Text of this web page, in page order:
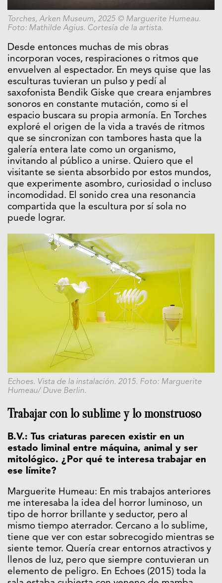
Torches, Arken Museum, 2025 © Marguerite Humeau.
Foto: Mathilde Agius. Cortesía de la artista.
Desde entonces muchas de mis obras
incorporan voces, respiraciones o ritmos que
envuelven al espectador. En meys quise que las
esculturas tuvieran un pulso y pedí al
saxofonista Bendik Giske que creara enjambres
sonoros en constante mutación, como si el
espacio buscara su propia armonía. En Torches
exploré el origen de la vida a través de ritmos
que se sincronizan con tambores hasta que la
galería entera late como un organismo,
invitando al público a unirse. Quiero que el
visitante se sienta absorbido por estos mundos,
que experimente asombro, curiosidad o incluso
incomodidad. El sonido crea una resonancia
compartida que la escultura por sí sola no
puede lograr.
Echoes. Vista de la instalación. 2015. Foto: Marguerite
Humeau/ Duve Berlin.
Trabajar con lo sublime y lo monstruoso
B.V.: Tus criaturas parecen existir en un
estado liminal entre máquina, animal y ser
mitológico. ¿Por qué te interesa trabajar en
ese límite?
Marguerite Humeau: En mis trabajos anteriores
me interesaba la idea del horror luminoso, un
tipo de horror brillante y seductor, pero al
mismo tiempo aterrador. Cercano a lo sublime,
tiene que ver con estar sobrecogido mientras se
siente temor. Quería crear entornos atractivos y
llenos de luz, pero que siempre contuvieran un
elemento de peligro. En Echoes (2015) toda la